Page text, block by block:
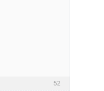
52